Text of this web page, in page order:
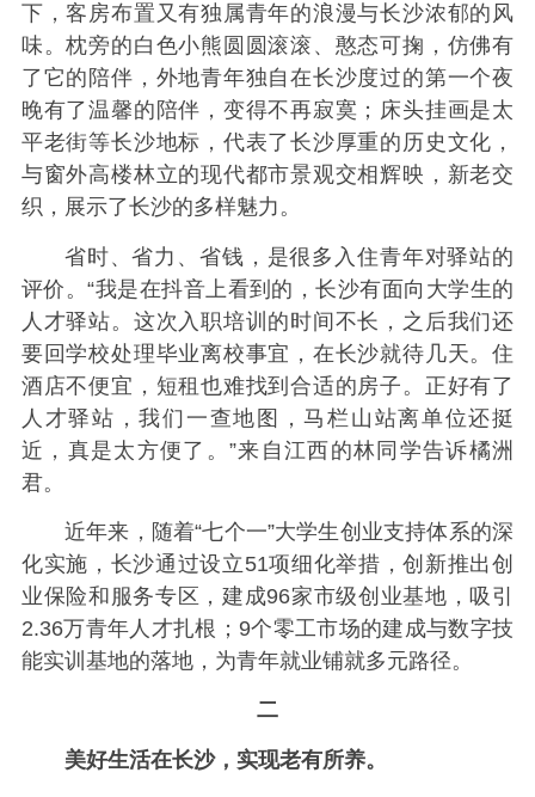
下，客房布置又有独属青年的浪漫与长沙浓郁的风
味。枕旁的白色小熊圆圆滚滚、憨态可掬，仿佛有
了它的陪伴，外地青年独自在长沙度过的第一个夜
晚有了温馨的陪伴，变得不再寂寞；床头挂画是太
平老街等长沙地标，代表了长沙厚重的历史文化，
与窗外高楼林立的现代都市景观交相辉映，新老交
织，展示了长沙的多样魅力。
省时、省力、省钱，是很多入住青年对驿站的
评价。“我是在抖音上看到的，长沙有面向大学生的
人才驿站。这次入职培训的时间不长，之后我们还
要回学校处理毕业离校事宜，在长沙就待几天。住
酒店不便宜，短租也难找到合适的房子。正好有了
人才驿站，我们一查地图，马栏山站离单位还挺
近，真是太方便了。”来自江西的林同学告诉橘洲
君。
近年来，随着“七个一”大学生创业支持体系的深
化实施，长沙通过设立51项细化举措，创新推出创
业保险和服务专区，建成96家市级创业基地，吸引
2.36万青年人才扎根；9个零工市场的建成与数字技
能实训基地的落地，为青年就业铺就多元路径。
二
美好生活在长沙，实现老有所养。